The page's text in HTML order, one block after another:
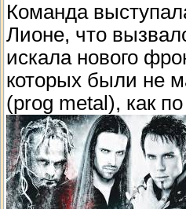
Команда
Лионе, что
искала нового
которых были не
(prog metal), как